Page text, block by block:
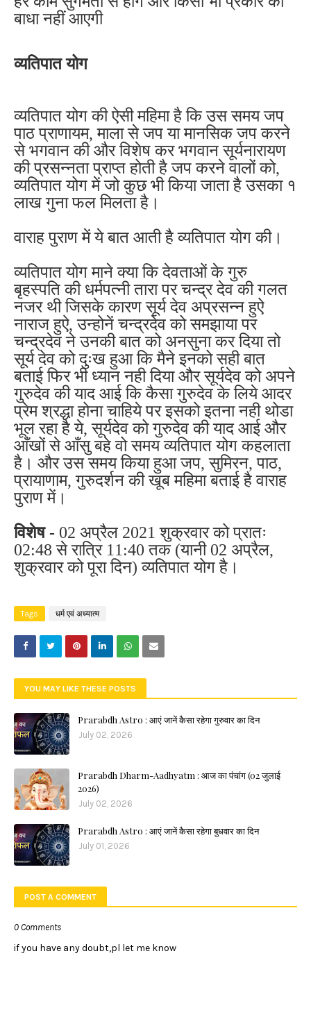
बाधा नहीं आएगी
व्यतिपात योग
व्यतिपात योग की ऐसी महिमा है कि उस समय जप
पाठ प्राणायम, माला से जप या मानसिक जप करने
से भगवान की और विशेष कर भगवान सूर्यनारायण
की प्रसन्नता प्राप्त होती है जप करने वालों को,
व्यतिपात योग में जो कुछ भी किया जाता है उसका १
लाख गुना फल मिलता है।
वाराह पुराण में ये बात आती है व्यतिपात योग की।
व्यतिपात योग माने क्या कि देवताओं के गुरु
बृहस्पति की धर्मपत्नी तारा पर चन्द्र देव की गलत
नजर थी जिसके कारण सूर्य देव अप्रसन्न हुऐ
नाराज हुऐ, उन्होनें चन्द्रदेव को समझाया पर
चन्द्रदेव ने उनकी बात को अनसुना कर दिया तो
सूर्य देव को दुःख हुआ कि मैने इनको सही बात
बताई फिर भी ध्यान नही दिया और सूर्यदेव को अपने
गुरुदेव की याद आई कि कैसा गुरुदेव के लिये आदर
प्रेम श्रद्धा होना चाहिये पर इसको इतना नही थोडा
भूल रहा है ये, सूर्यदेव को गुरुदेव की याद आई और
आँखों से आँसु बहे वो समय व्यतिपात योग कहलाता
है। और उस समय किया हुआ जप, सुमिरन, पाठ,
प्रायाणाम, गुरुदर्शन की खूब महिमा बताई है वाराह
पुराण में।
विशेष - 02 अप्रैल 2021 शुक्रवार को प्रातः
02:48 से रात्रि 11:40 तक (यानी 02 अप्रैल,
शुक्रवार को पूरा दिन) व्यतिपात योग है।
Tags धर्म एवं अध्यात्म
YOU MAY LIKE THESE POSTS
Prarabdh Astro : आएं जानें कैसा रहेगा गुरुवार का दिन
July 02, 2026
Prarabdh Dharm-Aadhyatm : आज का पंचांग (02 जुलाई
2026)
July 02, 2026
Prarabdh Astro : आएं जानें कैसा रहेगा बुधवार का दिन
July 01, 2026
POST A COMMENT
0 Comments
if you have any doubt,pl let me know